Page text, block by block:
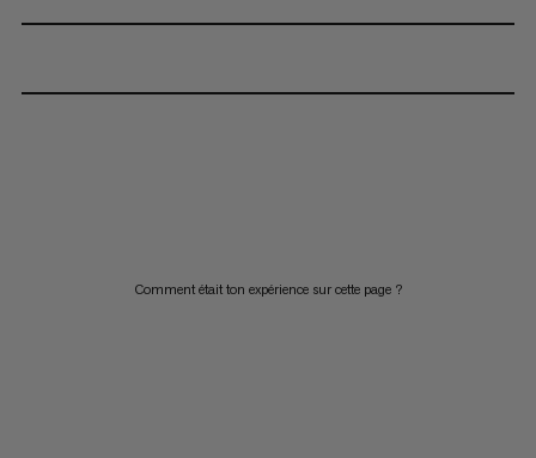
Comment était ton expérience sur cette page ?